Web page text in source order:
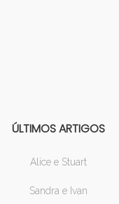
ÚLTIMOS ARTIGOS
Alice e Stuart
Sandra e Ivan